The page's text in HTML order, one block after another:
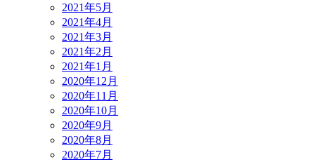
2021年5月
2021年4月
2021年3月
2021年2月
2021年1月
2020年12月
2020年11月
2020年10月
2020年9月
2020年8月
2020年7月